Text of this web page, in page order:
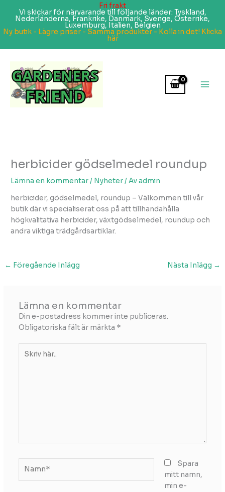
Fri frakt
Vi skickar för närvarande till följande länder: Tyskland,
Nederländerna, Frankrike, Danmark, Sverige, Österrike,
Luxemburg, Italien, Belgien
Ny butik - Lägre priser - Samma produkter - Kolla in det! Klicka
här
innehåll
herbicider gödselmedel roundup
Lämna en kommentar/ Nyheter/ Avadmin
herbicider, gödselmedel, roundup – Välkommen till vår
butik där vi specialiserat oss på att tillhandahålla
högkvalitativa herbicider, växtgödselmedel, roundup och
andra viktiga trädgårdsartiklar.
← Föregående Inlägg Nästa Inlägg →
Lämna en kommentar
Din e-postadress kommer inte publiceras.
Obligatoriska fält är märkta *
här..
Spara
mitt namn,
min e-